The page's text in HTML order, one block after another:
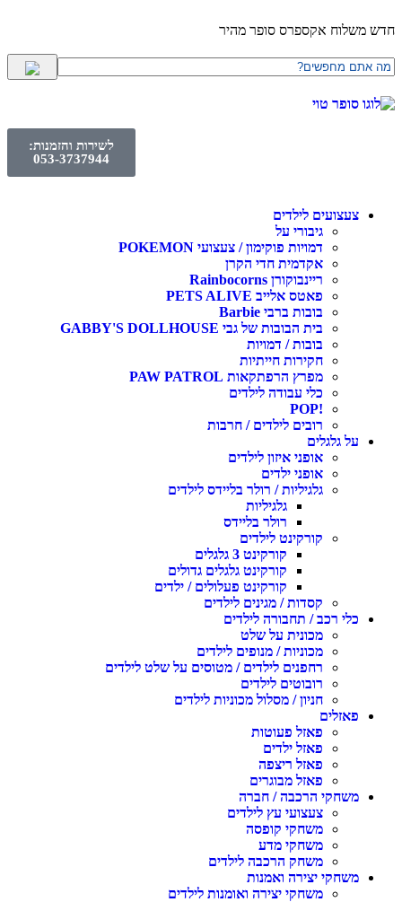
אקספרס סופר מהיר
לשירות והזמנות:
053-3737944
לילדים
גיבורי על
דמויות פוקימון / צעצועי POKEMON
אקדמית חדי הקרן
ריינבוקורן Rainbocorns
פאטס אלייב PETS ALIVE
בובות ברבי Barbie
בית הבובות של גבי GABBY'S DOLLHOUSE
בובות / דמויות
חקירות חייתיות
מפרץ הרפתקאות PAW PATROL
כלי עבודה לילדים
רובים לילדים / חרבות
גלגלים
אופני איזון לילדים
אופני ילדים
גלגיליות / רולר בליידס לילדים
גלגיליות
רולר בליידס
קורקינט לילדים
קורקינט 3 גלגלים
קורקינט גלגלים גדולים
קורקינט פעלולים / ילדים
קסדות / מגינים לילדים
רכב / תחבורה לילדים
מכונית על שלט
מכוניות / מנופים לילדים
רחפנים לילדים / מטוסים על שלט לילדים
רובוטים לילדים
חניון / מסלול מכוניות לילדים
פאזל פעוטות
פאזל ילדים
פאזל ריצפה
פאזל מבוגרים
הרכבה / חברה
צעצועי עץ לילדים
משחקי קופסה
משחקי מדע
משחק הרכבה לילדים
יצירה ואמנות
משחקי יצירה ואומנות לילדים